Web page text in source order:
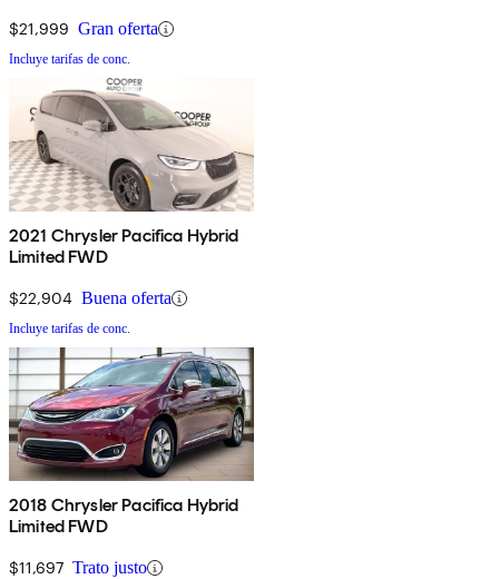
$21,999 Gran oferta
Incluye tarifas de conc.
2021 Chrysler Pacifica Hybrid
Limited FWD
$22,904 Buena oferta
Incluye tarifas de conc.
2018 Chrysler Pacifica Hybrid
Limited FWD
$11,697 Trato justo